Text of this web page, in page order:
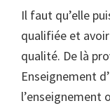
Il faut qu’elle
qualifiée et
qualité. De là
Enseignement